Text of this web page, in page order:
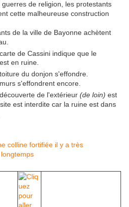
de religion, les protestants
cette malheureuse construction
de la ville de Bayonne achètent
de Cassini indique que le
en ruine.
du donjon s'effondre.
s'effondrent encore.
de l'extérieur (de loin) est
est interdite car la ruine est dans